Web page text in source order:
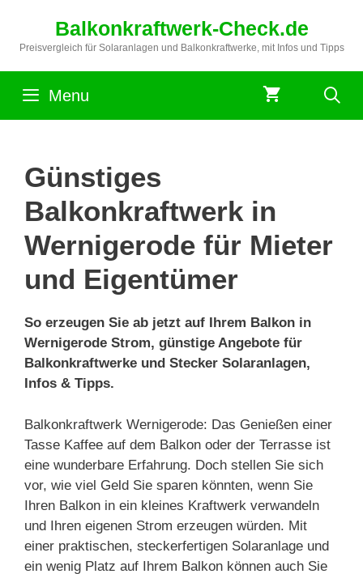
springen
Balkonkraftwerk-Check.de
Preisvergleich für Solaranlagen und Balkonkraftwerke, mit Infos und Tipps
Menu
Günstiges
Balkonkraftwerk in
Wernigerode für Mieter
und Eigentümer
So erzeugen Sie ab jetzt auf Ihrem Balkon in
Wernigerode Strom, günstige Angebote für
Balkonkraftwerke und Stecker Solaranlagen,
Infos & Tipps.
Balkonkraftwerk Wernigerode: Das Genießen einer
Tasse Kaffee auf dem Balkon oder der Terrasse ist
eine wunderbare Erfahrung. Doch stellen Sie sich
vor, wie viel Geld Sie sparen könnten, wenn Sie
Ihren Balkon in ein kleines Kraftwerk verwandeln
und Ihren eigenen Strom erzeugen würden. Mit
einer praktischen, steckerfertigen Solaranlage und
ein wenig Platz auf Ihrem Balkon können auch Sie